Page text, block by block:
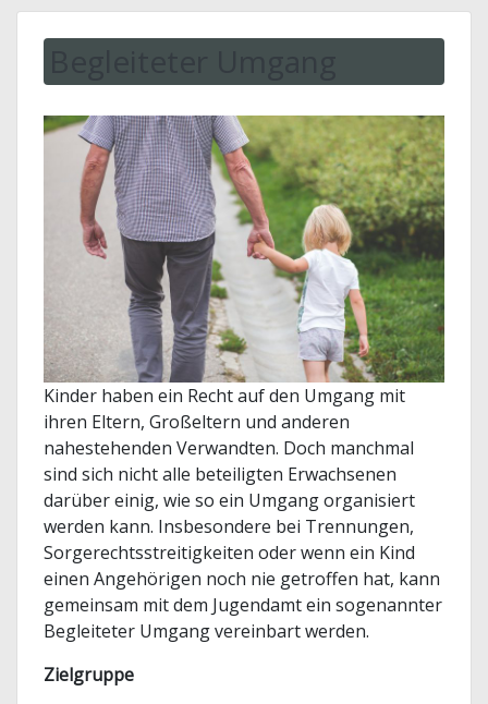
Kinder haben ein Recht auf den Umgang mit
ihren Eltern, Großeltern und anderen
nahestehenden Verwandten. Doch manchmal
sind sich nicht alle beteiligten Erwachsenen
darüber einig, wie so ein Umgang organisiert
werden kann. Insbesondere bei Trennungen,
Sorgerechtsstreitigkeiten oder wenn ein Kind
einen Angehörigen noch nie getroffen hat, kann
gemeinsam mit dem Jugendamt ein sogenannter
Begleiteter Umgang vereinbart werden.
Zielgruppe